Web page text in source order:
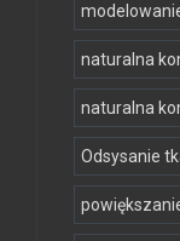
naturalna
naturalna
Odsysanie